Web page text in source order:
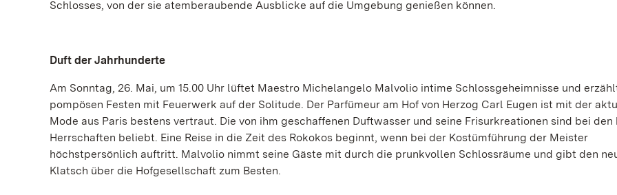
Schlosses, von der sie atemberaubende Ausblicke auf die Umgebung genießen können.
Duft der Jahrhunderte
Am Sonntag, 26. Mai, um 15.00 Uhr lüftet Maestro Michelangelo Malvolio intime Schlossgeheimnisse und
pompösen Festen mit Feuerwerk auf der Solitude. Der Parfümeur am Hof von Herzog Carl Eugen ist mit der
Mode aus Paris bestens vertraut. Die von ihm geschaffenen Duftwasser und seine Frisurkreationen sind bei den
Herrschaften beliebt. Eine Reise in die Zeit des Rokokos beginnt, wenn bei der Kostümführung der Meister
höchstpersönlich auftritt. Malvolio nimmt seine Gäste mit durch die prunkvollen Schlossräume und gibt den
Klatsch über die Hofgesellschaft zum Besten.